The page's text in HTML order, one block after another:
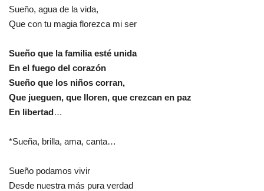
Sueño, agua de la vida,
Que con tu magia florezca mi ser
Sueño que la familia esté unida
En el fuego del corazón
Sueño que los niños corran,
Que jueguen, que lloren, que crezcan en paz
En libertad…
*Sueña, brilla, ama, canta…
Sueño podamos vivir
Desde nuestra más pura verdad